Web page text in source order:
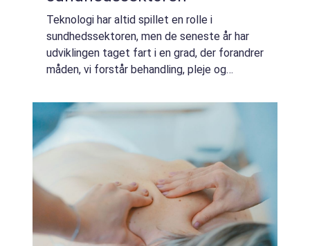
Teknologi har altid spillet en rolle i
sundhedssektoren, men de seneste år har
udviklingen taget fart i en grad, der forandrer
måden, vi forstår behandling, pleje og
intellig...